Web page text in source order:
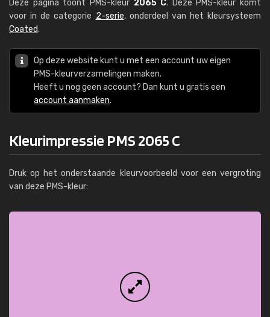
Deze pagina toont PMS-kleur 2065 C. Deze PMS-kleur komt
voor in de categorie 2-serie, onderdeel van het kleursysteem
Coated.
Op deze website kunt u met een account uw eigen
PMS-kleurverzamelingen maken.
Heeft u nog geen account? Dan kunt u gratis een
account aanmaken.
Kleurimpressie PMS 2065 C
Druk op het onderstaande kleurvoorbeeld voor een vergroting
van deze PMS-kleur: